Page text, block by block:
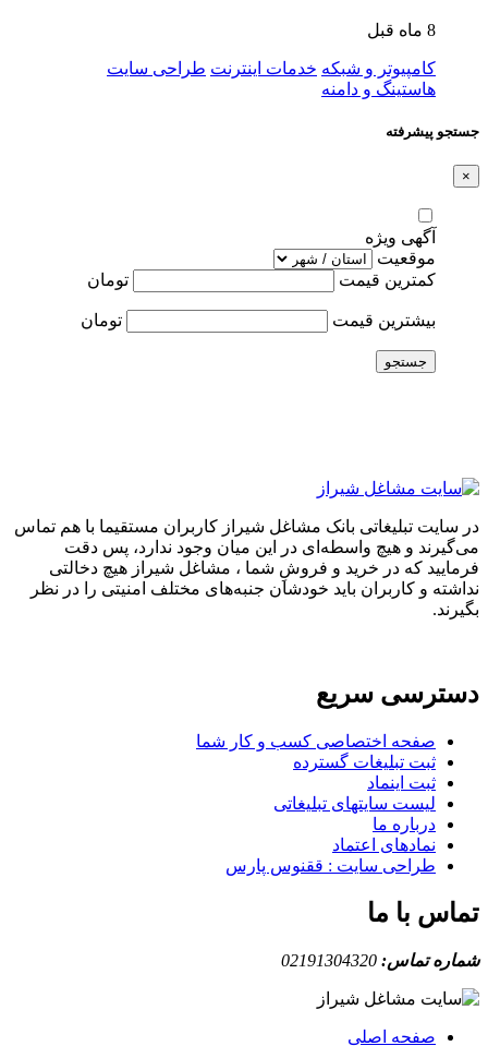
8 ماه قبل
کامپیوتر و شبکه خدمات اینترنت طراحی سایت
هاستینگ و دامنه
جستجو پیشرفته
×
آگهی ویژه
موقعیت
کمترین قیمت
تومان
بیشترین قیمت تومان
جستجو
در سایت تبلیغاتی بانک مشاغل شیراز کاربران مستقیما با هم تماس
می‌گیرند و هیچ واسطه‌ای در این میان وجود ندارد، پس دقت
فرمایید که در خرید و فروشِ شما ، مشاغل شیراز هیچ دخالتی
نداشته و کاربران باید خودشان جنبه‌های مختلف امنیتی را در نظر
بگیرند.
دسترسی سریع
صفحه اختصاصی کسب و کار شما
ثبت تبلیغات گسترده
ثبت اینماد
لیست سایتهای تبلیغاتی
درباره ما
نمادهای اعتماد
طراحی سایت : ققنوس پارس
تماس با ما
شماره تماس: 02191304320
صفحه اصلی